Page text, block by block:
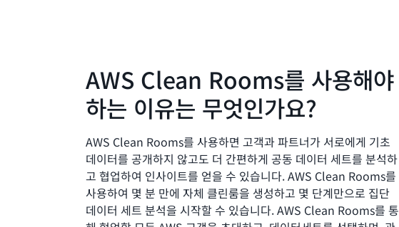
AWS Clean Rooms를 사용해야
하는 이유는 무엇인가요?
AWS Clean Rooms를 사용하면 고객과 파트너가 서로에게 기초
데이터를 공개하지 않고도 더 간편하게 공동 데이터 세트를 분석하
고 협업하여 인사이트를 얻을 수 있습니다. AWS Clean Rooms를
사용하여 몇 분 만에 자체 클린룸을 생성하고 몇 단계만으로 집단
데이터 세트 분석을 시작할 수 있습니다. AWS Clean Rooms를 통